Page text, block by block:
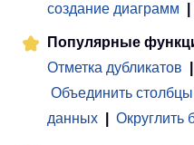
создание диаграмм
Популярные
Отметка дубликатов
Объединить
данных
Округлить